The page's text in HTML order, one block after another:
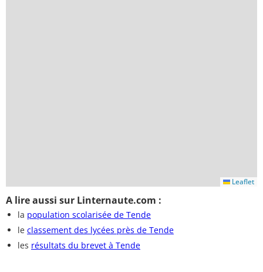
Leaflet
A lire aussi sur Linternaute.com :
la population scolarisée de Tende
le classement des lycées près de Tende
les résultats du brevet à Tende